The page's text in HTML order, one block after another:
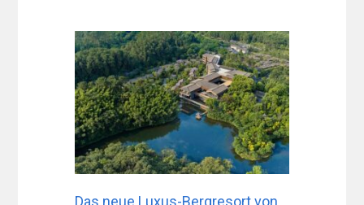
Das neue Luxus-Bergresort von